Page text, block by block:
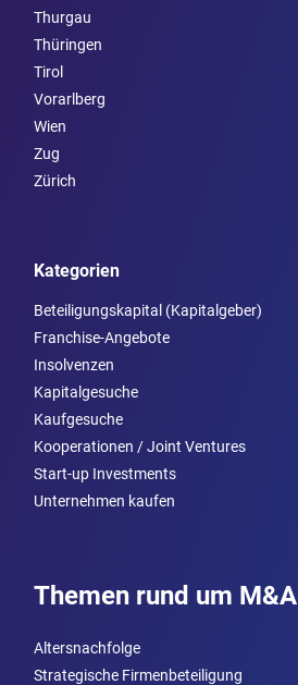
Thurgau
Thüringen
Tirol
Vorarl­berg
Wien
Zug
Zürich
Kategorien
Beteiligungskapital (Kapitalgeber)
Franchise-Angebote
Insolvenzen
Kapitalgesuche
Kaufgesuche
Kooperationen / Joint Ventures
Start-up Investments
Unternehmen kaufen
Themen rund um M&A
Altersnachfolge
Strategische Firmenbeteiligung